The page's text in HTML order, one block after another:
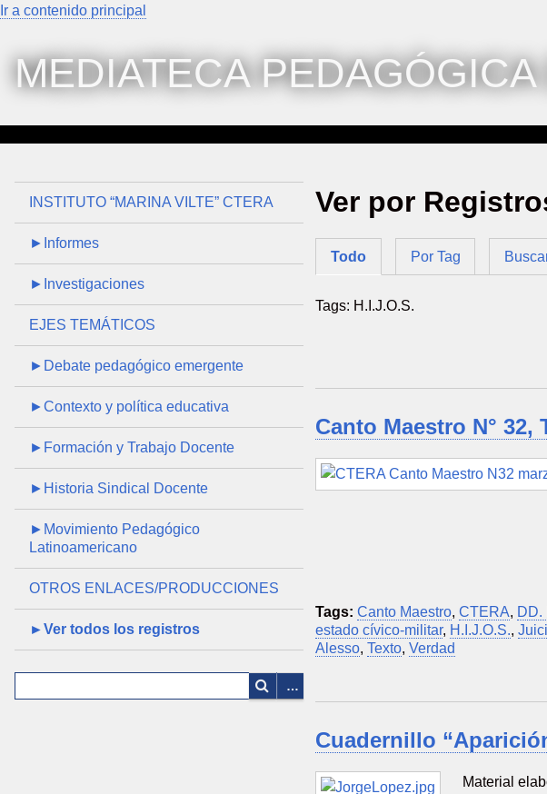
Ir a contenido principal
MEDIATECA
INSTITUTO “MARINA VILTE” CTERA
►Informes
►Investigaciones
EJES TEMÁTICOS
►Debate pedagógico emergente
►Contexto y política educativa
►Formación y Trabajo Docente
►Historia Sindical Docente
►Movimiento Pedagógico
Latinoamericano
OTROS ENLACES/PRODUCCIONES
►Ver todos los registros
Ver por
Todo Por Tag
Tags: H.I.J.O.S.
Canto Maestro N°
Tags: Canto Maestro,CTERA, DD.
estado cívico-militar, H.I.J.O.S.,
Alesso,Texto,Verdad
Cuadernillo
Material